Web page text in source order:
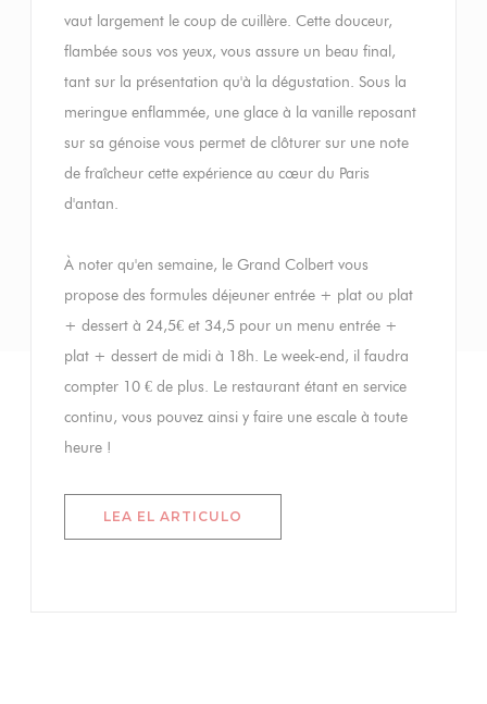
vaut largement le coup de cuillère. Cette douceur,
flambée sous vos yeux, vous assure un beau final,
tant sur la présentation qu'à la dégustation. Sous la
meringue enflammée, une glace à la vanille reposant
sur sa génoise vous permet de clôturer sur une note
de fraîcheur cette expérience au cœur du Paris
d'antan.
À noter qu'en semaine, le Grand Colbert vous
propose des formules déjeuner entrée + plat ou plat
+ dessert à 24,5€ et 34,5 pour un menu entrée +
plat + dessert de midi à 18h. Le week-end, il faudra
compter 10 € de plus. Le restaurant étant en service
continu, vous pouvez ainsi y faire une escale à toute
heure !
LEA EL ARTICULO